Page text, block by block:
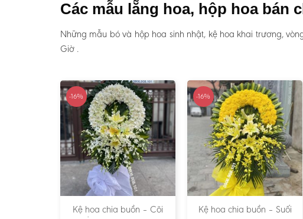
Các mẫu lẵng hoa, hộp hoa bán
Những mẫu bó và hộp hoa sinh nhật, kệ hoa khai trương,
Giờ .
-16%
Kệ hoa chia buồn – Cõi
-16%
Kệ hoa chia buồn – Suối